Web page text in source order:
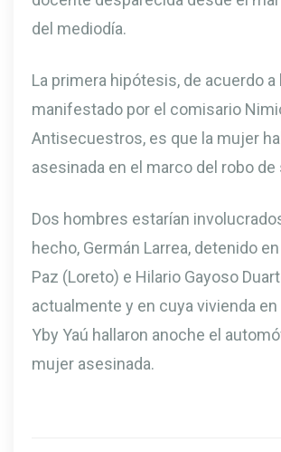
del mediodía.
La primera hipótesis, de acuerdo a
manifestado por el comisario
Antisecuestros, es que la mujer
asesinada en el marco del robo
Dos hombres estarían
hecho, Germán Larrea, detenido en
Paz (Loreto) e Hilario Gayoso
actualmente y en cuya vivienda en
Yby Yaú hallaron anoche el
mujer asesinada.